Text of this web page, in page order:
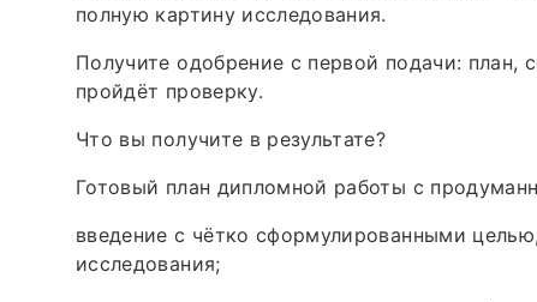
полную картину исследования.
Получите одобрение с первой подачи: план,
пройдёт проверку.
Что вы получите в результате?
Готовый план дипломной работы с
введение с чётко сформулированными
исследования;